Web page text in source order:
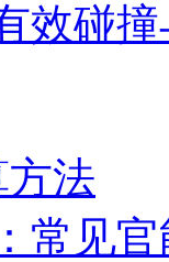
效碰
法
常见